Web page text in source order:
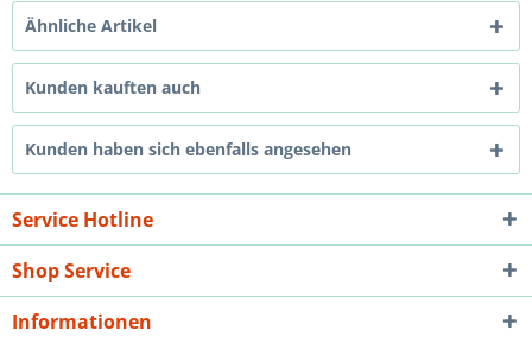
Ähnliche Artikel
Kunden kauften auch
Kunden haben sich ebenfalls angesehen
Service Hotline
Shop Service
Informationen